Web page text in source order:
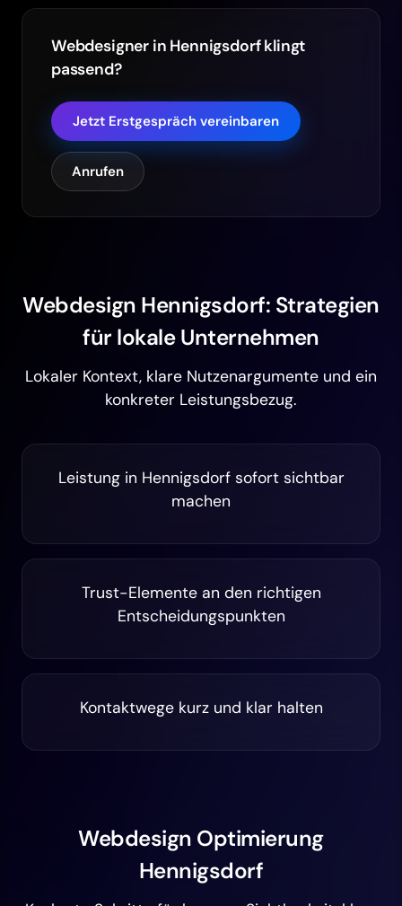
Webdesigner in Hennigsdorf klingt
passend?
Jetzt Erstgespräch vereinbaren
Anrufen
Webdesign Hennigsdorf: Strategien
für lokale Unternehmen
Lokaler Kontext, klare Nutzenargumente und ein
konkreter Leistungsbezug.
Leistung in Hennigsdorf sofort sichtbar
machen
Trust-Elemente an den richtigen
Entscheidungspunkten
Kontaktwege kurz und klar halten
Webdesign Optimierung
Hennigsdorf